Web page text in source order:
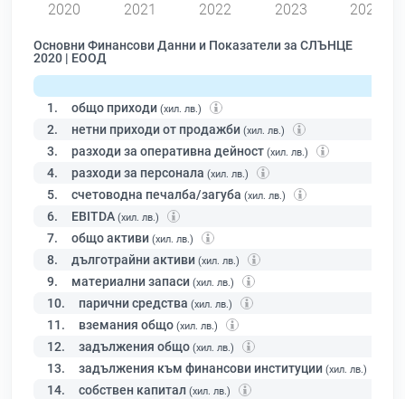
2020 2021 2022 2023 2024
Основни Финансови Данни и Показатели за СЛЪНЦЕ
2020 | ЕООД
1. общо приходи (хил. лв.)
2. нетни приходи от продажби (хил. лв.)
3. разходи за оперативна дейност (хил. лв.)
4. разходи за персонала (хил. лв.)
5. счетоводна печалба/загуба (хил. лв.)
6. EBITDA (хил. лв.)
7. общо активи (хил. лв.)
8. дълготрайни активи (хил. лв.)
9. материални запаси (хил. лв.)
10. парични средства (хил. лв.)
11. вземания общо (хил. лв.)
12. задължения общо (хил. лв.)
13. задължения към финансови институции (хил. лв.)
14. собствен капитал (хил. лв.)